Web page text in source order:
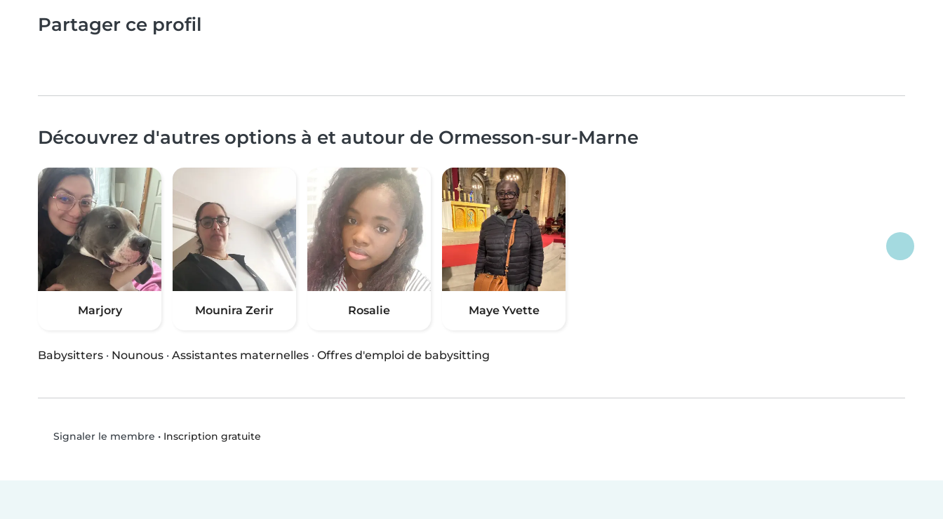
Partager ce profil
Découvrez d'autres options à et autour de Ormesson-sur-Marne
Marjory Mounira Zerir Rosalie Maye Yvette
Babysitters · Nounous · Assistantes maternelles · Offres d'emploi de babysitting
Signaler le membre • Inscription gratuite